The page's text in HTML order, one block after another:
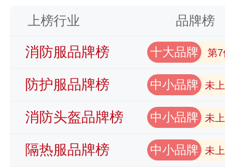
上榜行业 品牌榜
消防服品牌榜 十大品牌 第7
防护服品牌榜 中小品牌 未
消防头盔品牌榜 中小品牌 未
隔热服品牌榜 中小品牌 未